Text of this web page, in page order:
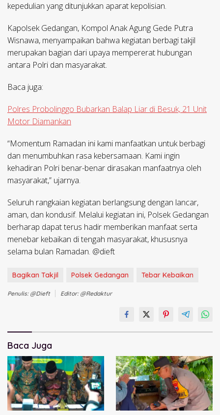
kepedulian yang ditunjukkan aparat kepolisian.
Kapolsek Gedangan, Kompol Anak Agung Gede Putra
Wisnawa, menyampaikan bahwa kegiatan berbagi takjil
merupakan bagian dari upaya mempererat hubungan
antara Polri dan masyarakat.
Baca juga:
Polres Probolinggo Bubarkan Balap Liar di Besuk, 21 Unit
Motor Diamankan
“Momentum Ramadan ini kami manfaatkan untuk berbagi
dan menumbuhkan rasa kebersamaan. Kami ingin
kehadiran Polri benar-benar dirasakan manfaatnya oleh
masyarakat,” ujarnya.
Seluruh rangkaian kegiatan berlangsung dengan lancar,
aman, dan kondusif. Melalui kegiatan ini, Polsek Gedangan
berharap dapat terus hadir memberikan manfaat serta
menebar kebaikan di tengah masyarakat, khususnya
selama bulan Ramadan. @dieft
Bagikan Takjil Polsek Gedangan Tebar Kebaikan
Penulis: @dieft Editor: @redaktur
Baca Juga